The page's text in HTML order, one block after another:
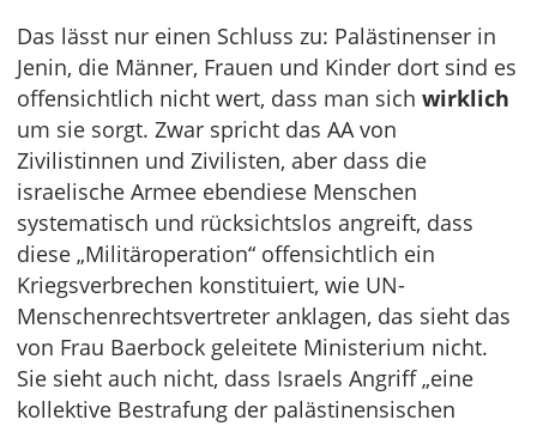
Das lässt nur einen Schluss zu: Palästinenser in
Jenin, die Männer, Frauen und Kinder dort sind es
offensichtlich nicht wert, dass man sich wirklich
um sie sorgt. Zwar spricht das AA von
Zivilistinnen und Zivilisten, aber dass die
israelische Armee ebendiese Menschen
systematisch und rücksichtslos angreift, dass
diese „Militäroperation“ offensichtlich ein
Kriegsverbrechen konstituiert, wie UN-
Menschenrechtsvertreter anklagen, das sieht das
von Frau Baerbock geleitete Ministerium nicht.
Sie sieht auch nicht, dass Israels Angriff „eine
kollektive Bestrafung der palästinensischen